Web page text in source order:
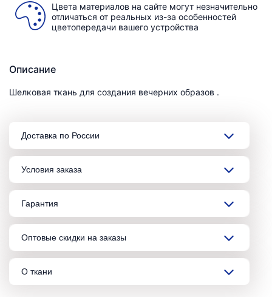
Цвета материалов на сайте могут незначительно
отличаться от реальных из-за особенностей
цветопередачи вашего устройства
Описание
Шелковая ткань для создания вечерних образов .
Доставка по России
Условия заказа
Гарантия
Оптовые скидки на заказы
О ткани